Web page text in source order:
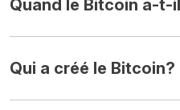
Quand le Bitcoin a-t-
Qui a créé le Bitcoin?